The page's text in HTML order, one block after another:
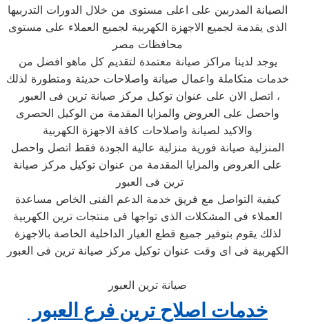
الصيانة المدربين على اعلى مستوى من خلال الدورات التدربيها
الذى يقدمة لجميع الاجهزة الكهربية لجميع العملاء على مستوى
محافظات مصر
يوجد لدينا مراكز صيانة معتمدة لتقديم كل ماهو افضل من
خدمات متكاملة واعمال صيانة واصلاحات حديثة ومتطورة لذلك
، اتصل الان على عنوان توكيل مركز صيانة ترين فى العبور ‏
واحصل على العروض والمزايا المقدمة من الوكيل الحصرى
والاكيد لصيانة واصلاحات كافة الاجهزة الكهربية
المنزلية صيانة فورية منزلية عالية الجودة فقط اتصل واحصل
على العروض والمزايا المقدمة من عنوان توكيل مركز صيانة
ترين فى العبور ‏
كيفية التواصل مع فريق خدمة الدعم الفنى الخاص مساعدة
العملاء فى المشكلات الذى تواجها فى منتجات ترين الكهربية
لذلك يقوم بتوفير جميع قطع الغيار الداخلية الخاصة بالاجهزة
الكهربية فى اى وقت عنوان توكيل مركز صيانة ترين فى العبور
صيانة ترين العبور
خدمات اصلاح ترين فرع العبور ‏